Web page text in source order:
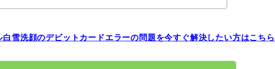
白雪洗顔のデビットカードエラーの問題を今すぐ解決したい方はこちら